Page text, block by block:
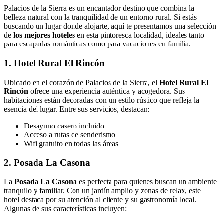
Palacios de la Sierra es un encantador destino que combina la
belleza natural con la tranquilidad de un entorno rural. Si estás
buscando un lugar donde alojarte, aquí te presentamos una selección
de los mejores hoteles en esta pintoresca localidad, ideales tanto
para escapadas románticas como para vacaciones en familia.
1. Hotel Rural El Rincón
Ubicado en el corazón de Palacios de la Sierra, el Hotel Rural El
Rincón ofrece una experiencia auténtica y acogedora. Sus
habitaciones están decoradas con un estilo rústico que refleja la
esencia del lugar. Entre sus servicios, destacan:
Desayuno casero incluido
Acceso a rutas de senderismo
Wifi gratuito en todas las áreas
2. Posada La Casona
La Posada La Casona es perfecta para quienes buscan un ambiente
tranquilo y familiar. Con un jardín amplio y zonas de relax, este
hotel destaca por su atención al cliente y su gastronomía local.
Algunas de sus características incluyen: